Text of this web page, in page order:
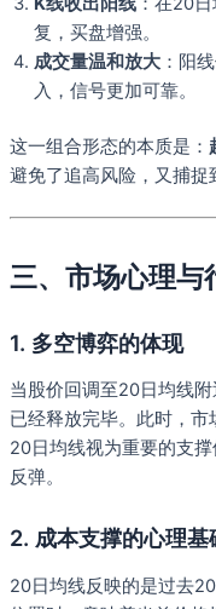
复，买盘增强。
成交量温和放大 ：阳
入，信号更加可靠。
这一组合形态的本质是：
避免了追高风险，又捕捉
三、市场心理与
1. 多空博弈的体现
当股价回调至20日均线
已经释放完毕。此时，
20日均线视为重要的支
反弹。
2. 成本支撑的心理基
20日均线反映的是过去